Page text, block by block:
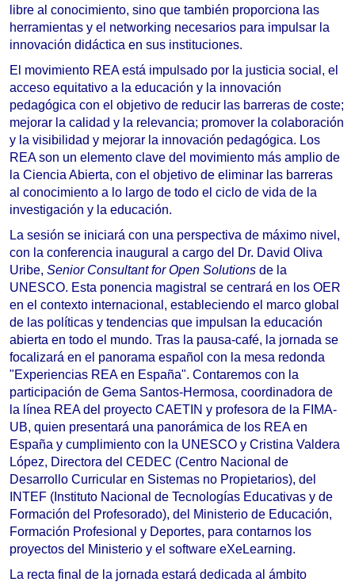
libre al conocimiento, sino que también proporciona las
herramientas y el networking necesarios para impulsar la
innovación didáctica en sus instituciones.
El movimiento REA está impulsado por la justicia social, el
acceso equitativo a la educación y la innovación
pedagógica con el objetivo de reducir las barreras de coste;
mejorar la calidad y la relevancia; promover la colaboración
y la visibilidad y mejorar la innovación pedagógica. Los
REA son un elemento clave del movimiento más amplio de
la Ciencia Abierta, con el objetivo de eliminar las barreras
al conocimiento a lo largo de todo el ciclo de vida de la
investigación y la educación.
La sesión se iniciará con una perspectiva de máximo nivel,
con la conferencia inaugural a cargo del Dr. David Oliva
Uribe, Senior Consultant for Open Solutions de la
UNESCO. Esta ponencia magistral se centrará en los OER
en el contexto internacional, estableciendo el marco global
de las políticas y tendencias que impulsan la educación
abierta en todo el mundo. Tras la pausa-café, la jornada se
focalizará en el panorama español con la mesa redonda
"Experiencias REA en España". Contaremos con la
participación de Gema Santos-Hermosa, coordinadora de
la línea REA del proyecto CAETIN y profesora de la FIMA-
UB, quien presentará una panorámica de los REA en
España y cumplimiento con la UNESCO y Cristina Valdera
López, Directora del CEDEC (Centro Nacional de
Desarrollo Curricular en Sistemas no Propietarios), del
INTEF (Instituto Nacional de Tecnologías Educativas y de
Formación del Profesorado), del Ministerio de Educación,
Formación Profesional y Deportes, para contarnos los
proyectos del Ministerio y el software eXeLearning.
La recta final de la jornada estará dedicada al ámbito